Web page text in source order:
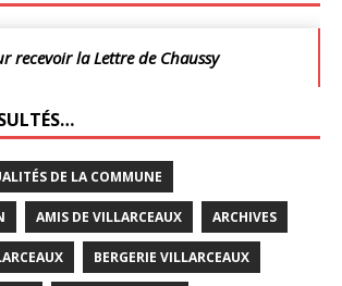
recevoir la Lettre de Chaussy
DE LA COMMUNE
AMIS DE VILLARCEAUX ARCHIVES
BERGERIE VILLARCEAUX